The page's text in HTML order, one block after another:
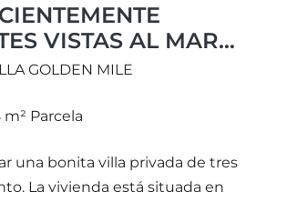
VISTAS AL MAR
MARBELLA.
GOLDEN MILE
Parcela
una bonita villa privada de tres
La vivienda está situada en